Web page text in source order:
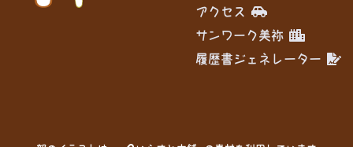
アクセス
サンワーク美祢
履歴書ジェネレーター